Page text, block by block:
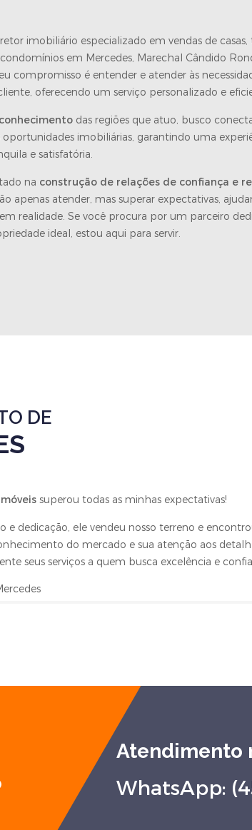
imobiliário especializado em vendas de casas,
em Mercedes, Marechal Cândido
compromisso é entender e atender às
oferecendo um serviço personalizado e
das regiões que atuo, busco
oportunidades imobiliárias, garantindo uma
e satisfatória.
na construção de relações de confiança e
apenas atender, mas superar expectativas,
realidade. Se você procura por um parceiro
ideal, estou aqui para servir.
DE
superou todas as minhas expectativas!
e dedicação, ele vendeu nosso terreno e
do mercado e sua atenção aos
seus serviços a quem busca excelência e
Atendimento
WhatsApp: